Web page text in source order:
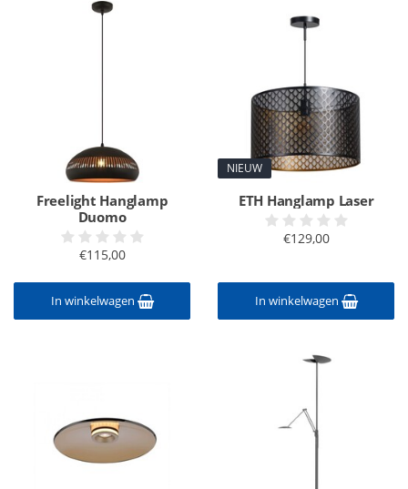
Freelight Hanglamp
Duomo
€115,00
In winkelwagen
NIEUW
ETH Hanglamp Laser
€129,00
In winkelwagen